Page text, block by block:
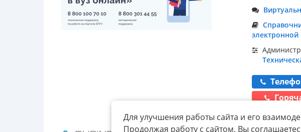
Для улучшения работы сайта и его
Продолжая работу с сайтом, Вы